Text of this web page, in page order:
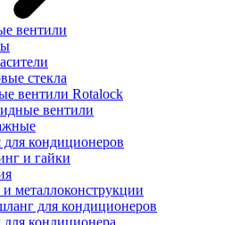
вентили
стекла
вентили Rotalock
вентили
для кондиционеров
и гайки
металлоконструкции
для кондиционеров
для кондиционера